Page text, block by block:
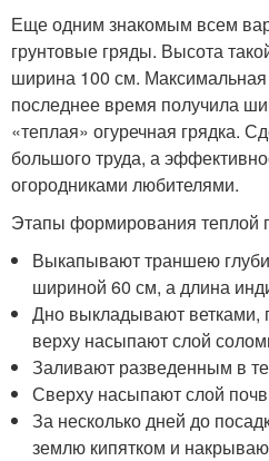
Еще одним знакомым всем
грунтовые гряды. Высота
ширина 100 см.
последнее время получила
«теплая» огуречная грядка.
большого труда, а
огородниками любителями.
Этапы формирования теплой
Выкапывают траншею
шириной 60 см, а длина
Дно выкладывают ветками,
верху насыпают слой
Заливают разведенным в
Сверху насыпают слой
За несколько дней до
землю кипятком и